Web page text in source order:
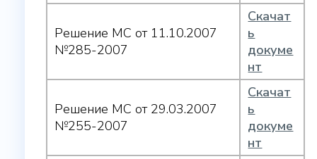
Решение МС от 11.10.2007
№285-2007
Скачат
ь
докуме
нт
Решение МС от 29.03.2007
№255-2007
Скачат
ь
докуме
нт